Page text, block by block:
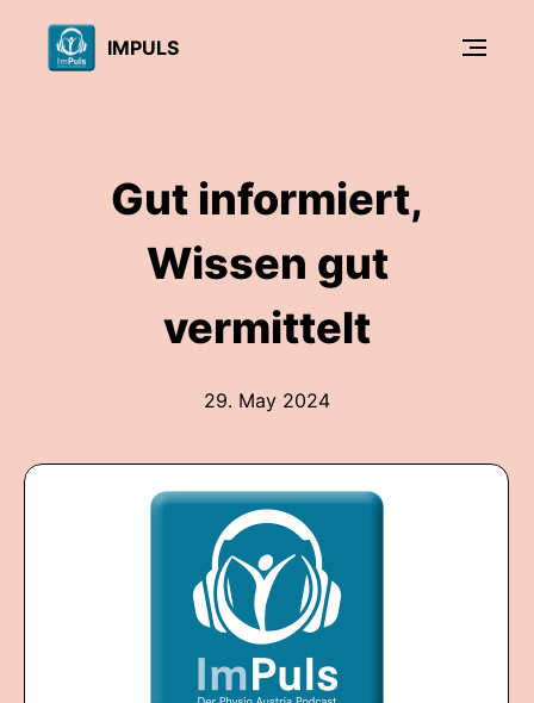
IMPULS
Gut informiert,
Wissen gut
vermittelt
29. May 2024